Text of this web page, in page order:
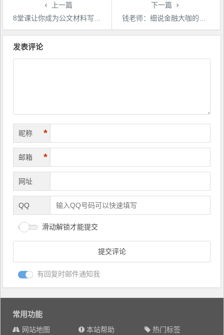
上一篇
8堂课让你成为公文材料写作高手
下一篇
钱老师：细说金融大咖的赚钱之道
文
发表评论
昵称 *
邮箱 *
网址
QQ
滑动解锁才能提交
有回复时邮件通知我
常用功能
网站地图 本站帮助 热门标签